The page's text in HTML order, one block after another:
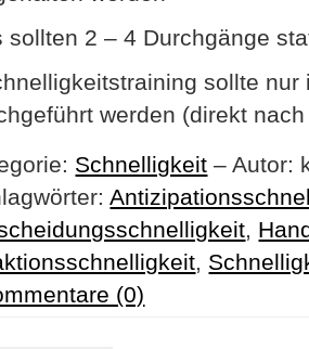
sollten 2 – 4 Durchgänge
sollte
werden (direkt
Schnelligkeit – Autor:
,
,
(0)